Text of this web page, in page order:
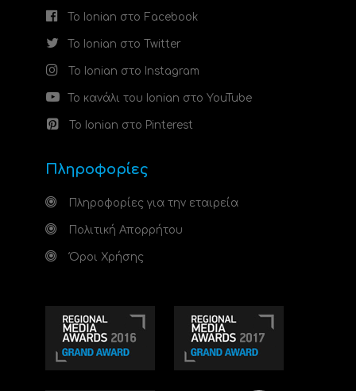
Το Ionian στο Facebook
Το Ionian στο Twitter
Το Ionian στο Instagram
Το κανάλι του Ionian στο YouTube
Το Ionian στο Pinterest
Πληροφορίες
Πληροφορίες για την εταιρεία
Πολιτική Απορρήτου
Όροι Χρήσης